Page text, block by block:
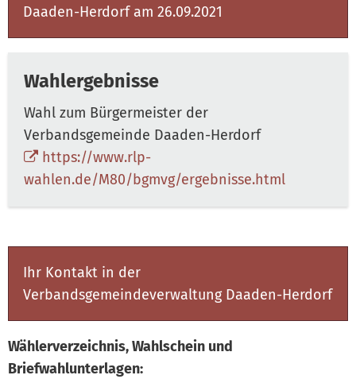
Daaden-Herdorf am 26.09.2021
Wahlergebnisse
Wahl zum Bürgermeister der
Verbandsgemeinde Daaden-Herdorf
https://www.rlp-
wahlen.de/M80/bgmvg/ergebnisse.html
Ihr Kontakt in der
Verbandsgemeindeverwaltung Daaden-Herdorf
Wählerverzeichnis, Wahlschein und
Briefwahlunterlagen: